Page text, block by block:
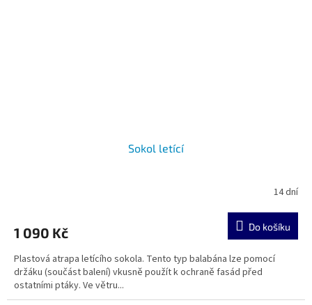
Sokol letící
14 dní
1 090 Kč Do košíku
Plastová atrapa letícího sokola. Tento typ balabána lze pomocí
držáku (součást balení) vkusně použít k ochraně fasád před
ostatními ptáky. Ve větru...